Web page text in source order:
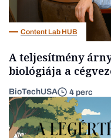
Content Lab HUB
A teljesítmény
biológiája a
BioTechUSA 4 perc